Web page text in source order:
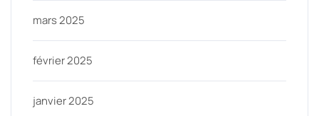
mars 2025
février 2025
janvier 2025